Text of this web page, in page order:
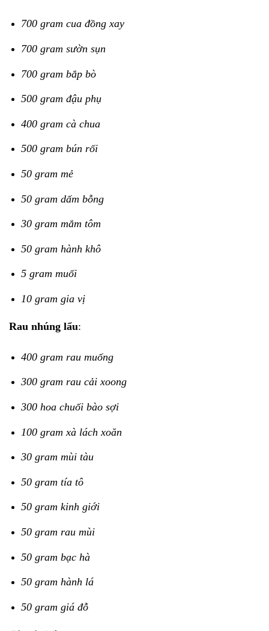
700 gram cua đồng xay
700 gram sườn sụn
700 gram bắp bò
500 gram đậu phụ
400 gram cà chua
500 gram bún rối
50 gram mẻ
50 gram dấm bỗng
30 gram mắm tôm
50 gram hành khô
5 gram muối
10 gram gia vị
Rau nhúng lẩu:
400 gram rau muống
300 gram rau cải xoong
300 hoa chuối bào sợi
100 gram xà lách xoăn
30 gram mùi tàu
50 gram tía tô
50 gram kinh giới
50 gram rau mùi
50 gram bạc hà
50 gram hành lá
50 gram giá đỗ